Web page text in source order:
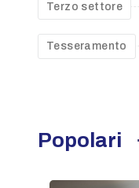
Terzo settore
Tesseramento
Popolari